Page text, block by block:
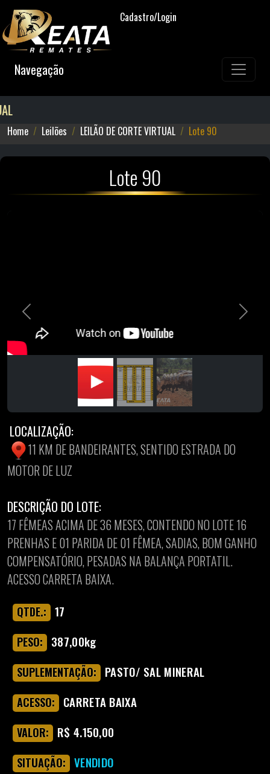
Cadastro/Login
Navegação
Home Leilões LEILÃO DE CORTE VIRTUAL Lote 90
Lote 90
Previous Next
LOCALIZAÇÃO:
11 KM DE BANDEIRANTES, SENTIDO ESTRADA DO
MOTOR DE LUZ
DESCRIÇÃO DO LOTE:
17 FÊMEAS ACIMA DE 36 MESES, CONTENDO NO LOTE 16
PRENHAS E 01 PARIDA DE 01 FÊMEA, SADIAS, BOM GANHO
COMPENSATÓRIO, PESADAS NA BALANÇA PORTATIL.
ACESSO CARRETA BAIXA.
QTDE.: 17
PESO: 387,00kg
SUPLEMENTAÇÃO: PASTO/ SAL MINERAL
ACESSO: CARRETA BAIXA
VALOR: R$ 4.150,00
SITUAÇÃO: VENDIDO